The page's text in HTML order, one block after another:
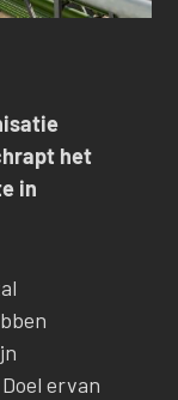
het
in
ervan